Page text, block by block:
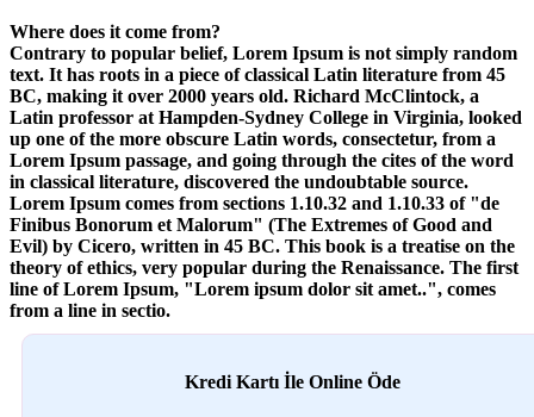
Where does it come from?
Contrary to popular belief, Lorem Ipsum is not simply random
text. It has roots in a piece of classical Latin literature from 45
BC, making it over 2000 years old. Richard McClintock, a
Latin professor at Hampden-Sydney College in Virginia, looked
up one of the more obscure Latin words, consectetur, from a
Lorem Ipsum passage, and going through the cites of the word
in classical literature, discovered the undoubtable source.
Lorem Ipsum comes from sections 1.10.32 and 1.10.33 of "de
Finibus Bonorum et Malorum" (The Extremes of Good and
Evil) by Cicero, written in 45 BC. This book is a treatise on the
theory of ethics, very popular during the Renaissance. The first
line of Lorem Ipsum, "Lorem ipsum dolor sit amet..", comes
from a line in sectio.
Kredi Kartı İle Online Öde